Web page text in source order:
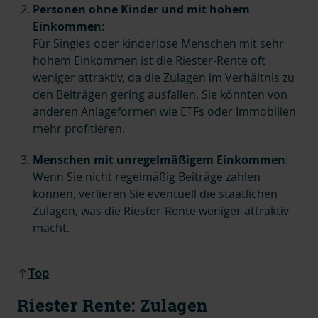
Personen ohne Kinder und mit hohem
Einkommen:
Für Singles oder kinderlose Menschen mit sehr
hohem Einkommen ist die Riester-Rente oft
weniger attraktiv, da die Zulagen im Verhältnis zu
den Beiträgen gering ausfallen. Sie könnten von
anderen Anlageformen wie ETFs oder Immobilien
mehr profitieren.
Menschen mit unregelmäßigem Einkommen:
Wenn Sie nicht regelmäßig Beiträge zahlen
können, verlieren Sie eventuell die staatlichen
Zulagen, was die Riester-Rente weniger attraktiv
macht.
Top
Riester Rente: Zulagen